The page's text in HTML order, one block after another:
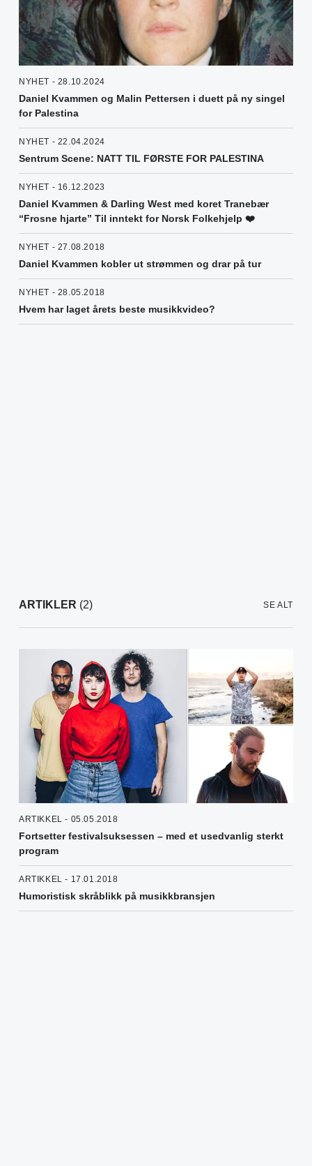
NYHET - 28.10.2024
Daniel Kvammen og Malin Pettersen i duett på ny singel
for Palestina
NYHET - 22.04.2024
Sentrum Scene: NATT TIL FØRSTE FOR PALESTINA
NYHET - 16.12.2023
Daniel Kvammen & Darling West med koret Tranebær
“Frosne hjarte” Til inntekt for Norsk Folkehjelp ❤️
NYHET - 27.08.2018
Daniel Kvammen kobler ut strømmen og drar på tur
NYHET - 28.05.2018
Hvem har laget årets beste musikkvideo?
ARTIKLER (2) SE ALT
ARTIKKEL - 05.05.2018
Fortsetter festivalsuksessen – med et usedvanlig sterkt
program
ARTIKKEL - 17.01.2018
Humoristisk skråblikk på musikkbransjen